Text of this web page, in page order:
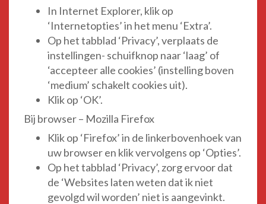
In Internet Explorer, klik op
‘Internetopties’ in het menu ‘Extra’.
Op het tabblad ‘Privacy’, verplaats de
instellingen- schuifknop naar ‘laag’ of
‘accepteer alle cookies’ (instelling boven
‘medium’ schakelt cookies uit).
Klik op ‘OK’.
Bij browser – Mozilla Firefox
Klik op ‘Firefox’ in de linkerbovenhoek van
uw browser en klik vervolgens op ‘Opties’.
Op het tabblad ‘Privacy’, zorg ervoor dat
de ‘Websites laten weten dat ik niet
gevolgd wil worden’ niet is aangevinkt.